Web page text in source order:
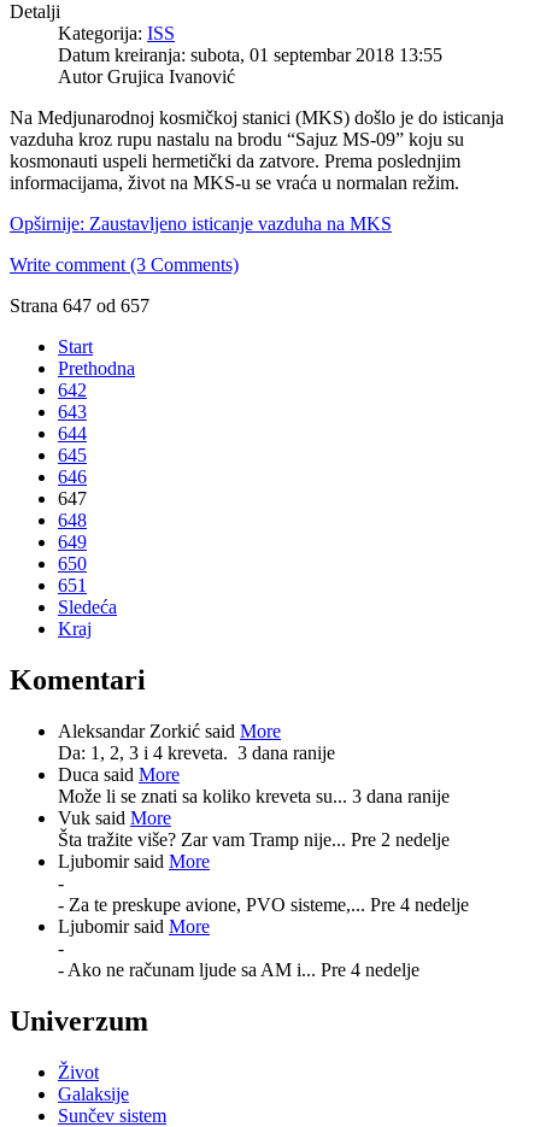
Detalji
Kategorija: ISS
Datum kreiranja: subota, 01 septembar 2018 13:55
AutorGrujica Ivanović
Na Medjunarodnoj kosmičkoj stanici (MKS) došlo je do isticanja
vazduha kroz rupu nastalu na brodu “Sajuz MS-09” koju su
kosmonauti uspeli hermetički da zatvore. Prema poslednjim
informacijama, život na MKS-u se vraća u normalan režim.
Opširnije: Zaustavljeno isticanje vazduha na MKS
Write comment (3 Comments)
Strana 647 od 657
Start
Prethodna
642
643
644
645
646
647
648
649
650
651
Sledeća
Kraj
Komentari
Aleksandar Zorkić said More
Da: 1, 2, 3 i 4 kreveta. 3 dana ranije
Duca said More
Može li se znati sa koliko kreveta su... 3 dana ranije
Vuk said More
Šta tražite više? Zar vam Tramp nije... Pre 2 nedelje
Ljubomir said More
-
- Za te preskupe avione, PVO sisteme,... Pre 4 nedelje
Ljubomir said More
-
- Ako ne računam ljude sa AM i... Pre 4 nedelje
Univerzum
Život
Galaksije
Sunčev sistem